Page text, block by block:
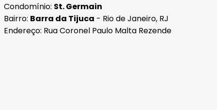
Condomínio: St. Germain
Bairro: Barra da Tijuca - Rio de Janeiro, RJ
Endereço: Rua Coronel Paulo Malta Rezende